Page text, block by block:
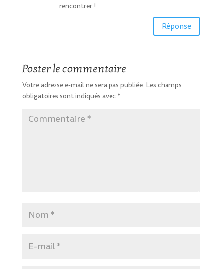
rencontrer !
Réponse
Poster le commentaire
Votre adresse e-mail ne sera pas publiée. Les champs
obligatoires sont indiqués avec *